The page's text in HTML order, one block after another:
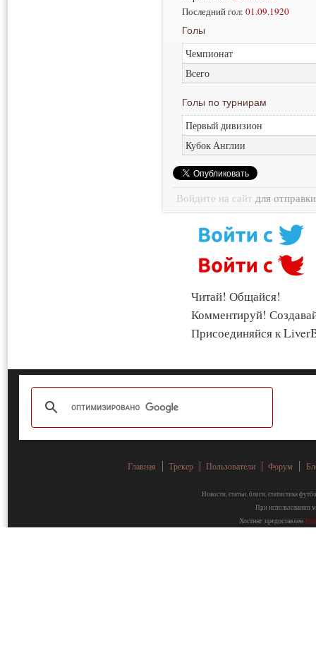
Последний гол: 01.09.1920
Голы
Чемпионат
Всего
Голы по турнирам
Первый дивизион
Кубок Англии
Войдите на сайт для
Читай! Общайся!
Комментируй!
Присоединяйся к
Главная Трекер Пользователи Форум
Новости, статьи, блоги, статистика
При использовании
Хостинг предоставлен